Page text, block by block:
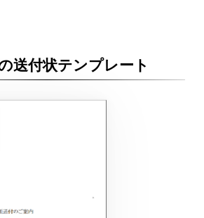
送付状テンプレート